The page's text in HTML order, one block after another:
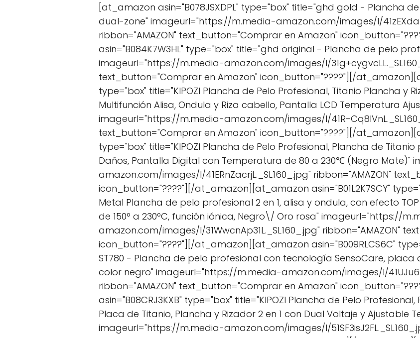
[at_amazon asin="B078JSXDPL" type="box" title="ghd gold - Plancha
dual-zone" imageurl="https://m.media-amazon.com/images/I/
ribbon="AMAZON" text_button="Comprar en Amazon"
asin="B084K7W3HL" type="box" title="ghd original - Plancha de pelo
imageurl="https://m.media-amazon.com/images/I/
text_button="Comprar en Amazon" icon_button="????"][/
type="box" title="KIPOZI Plancha de Pelo Profesional, Titanio Plancha y
Multifunción Alisa, Ondula y Riza cabello, Pantalla LCD Temperatura
imageurl="https://m.media-amazon.com/images/I/41R-
text_button="Comprar en Amazon" icon_button="????"][/
type="box" title="KIPOZI Plancha de Pelo Profesional, Plancha de
Daños, Pantalla Digital con Temperatura de 80 a 230℃ (Negro Mate)"
amazon.com/images/I/41ERnZacrjL._SL160_.jpg" ribbon="AMAZON"
icon_button="????"][/at_amazon][at_amazon asin="B01L2K7SCY"
Metal Plancha de pelo profesional 2 en 1, alisa y ondula, con efecto
de 150º a 230ºC, función iónica, Negro\/ Oro rosa" imageurl="https://
amazon.com/images/I/31WwcnAp31L._SL160_.jpg" ribbon="AMAZON"
icon_button="????"][/at_amazon][at_amazon asin="B009RLCS6C"
ST780 - Plancha de pelo profesional con tecnología SensoCare, placa
color negro" imageurl="https://m.media-amazon.com/images/I/
ribbon="AMAZON" text_button="Comprar en Amazon"
asin="B08CRJ3KXB" type="box" title="KIPOZI Plancha de Pelo
Placa de Titanio, Plancha y Rizador 2 en 1 con Dual Voltaje y Ajustable
imageurl="https://m.media-amazon.com/images/I/